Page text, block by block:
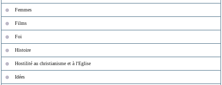
Femmes
Films
Foi
Histoire
Hostilité au christianisme et à l'Eglise
Idées